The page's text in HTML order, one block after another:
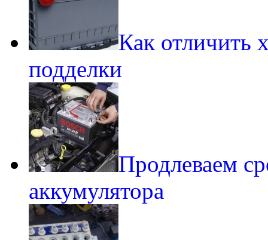
Как отличить
подделки
Продлеваем
аккумулятора